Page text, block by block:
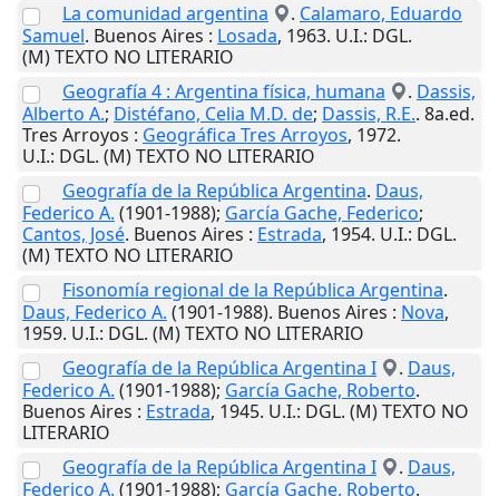
La comunidad argentina
. Calamaro, Eduardo
Samuel. Buenos Aires : Losada, 1963. U.I.: DGL.
(M) TEXTO NO LITERARIO
Geografía 4 : Argentina física, humana
. Dassis,
Alberto A.; Distéfano, Celia M.D. de; Dassis, R.E.. 8a.ed.
Tres Arroyos : Geográfica Tres Arroyos, 1972.
U.I.: DGL. (M) TEXTO NO LITERARIO
Geografía de la República Argentina. Daus,
Federico A. (1901-1988); García Gache, Federico;
Cantos, José. Buenos Aires : Estrada, 1954. U.I.: DGL.
(M) TEXTO NO LITERARIO
Fisonomía regional de la República Argentina.
Daus, Federico A. (1901-1988). Buenos Aires : Nova,
1959. U.I.: DGL. (M) TEXTO NO LITERARIO
Geografía de la República Argentina I
. Daus,
Federico A. (1901-1988); García Gache, Roberto.
Buenos Aires : Estrada, 1945. U.I.: DGL. (M) TEXTO NO
LITERARIO
Geografía de la República Argentina I
. Daus,
Federico A. (1901-1988); García Gache, Roberto.